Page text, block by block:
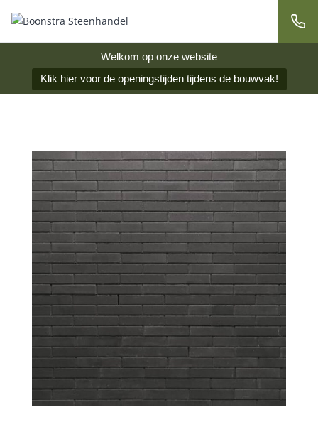
Welkom op onze website
Klik hier voor de openingstijden tijdens de bouwvak!